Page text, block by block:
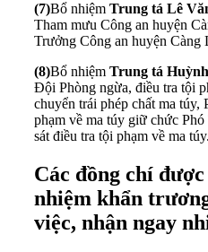
(7)Bổ nhiệm Trung tá Lê
Tham mưu Công an huyện
Trưởng Công an huyện Càng
(8)Bổ nhiệm Trung tá
Đội Phòng ngừa, điều tra tội
chuyển trái phép chất ma túy,
phạm về ma túy giữ chức
sát điều tra tội phạm về ma túy.
Các đồng chí
nhiệm khẩn
việc, nhận ngay